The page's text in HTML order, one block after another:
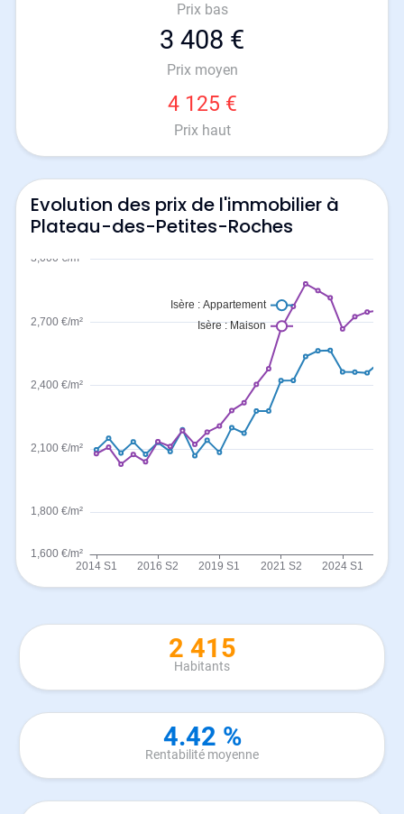
Prix bas
3 408 €
Prix moyen
4 125 €
Prix haut
Evolution des prix de l'immobilier à
Plateau-des-Petites-Roches
2 415
Habitants
4.42 %
Rentabilité moyenne